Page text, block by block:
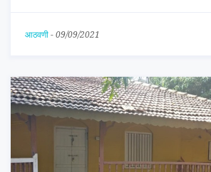
आठवणी - 09/09/2021